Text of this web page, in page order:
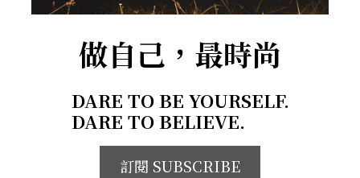
做自己，最時尚
DARE TO BE YOURSELF.
DARE TO BELIEVE.
訂閱 SUBSCRIBE